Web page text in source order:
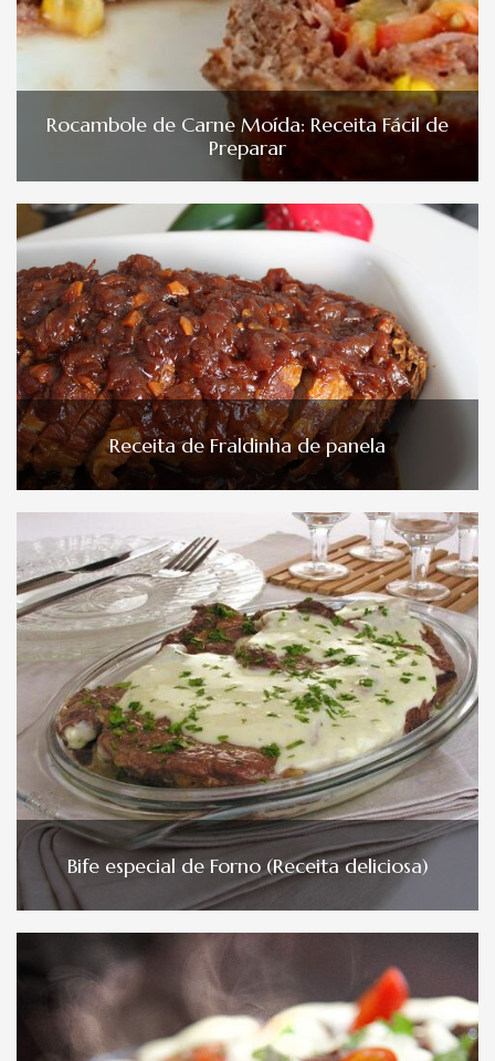
Rocambole de Carne Moída: Receita Fácil de
Preparar
Receita de Fraldinha de panela
Bife especial de Forno (Receita deliciosa)